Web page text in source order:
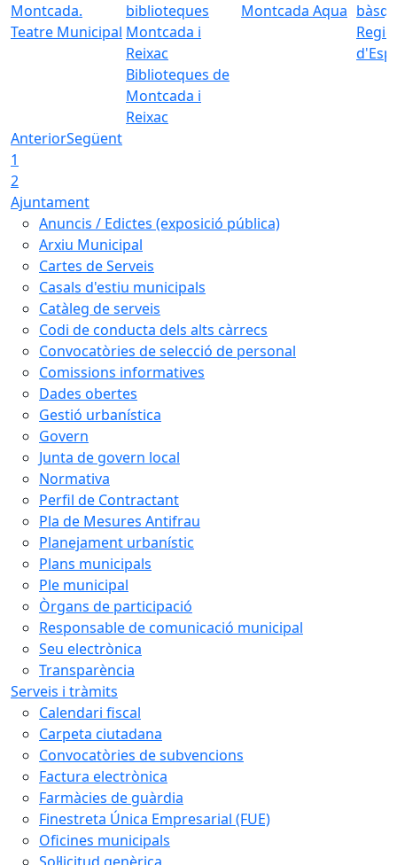
Teatre Municipal
Biblioteques de
Montcada i
Reixac
Montcada Aqua
AnteriorSegüent
1
2
Ajuntament
Anuncis / Edictes (exposició pública)
Arxiu Municipal
Cartes de Serveis
Casals d'estiu municipals
Catàleg de serveis
Codi de conducta dels alts càrrecs
Convocatòries de selecció de personal
Comissions informatives
Dades obertes
Gestió urbanística
Govern
Junta de govern local
Normativa
Perfil de Contractant
Pla de Mesures Antifrau
Planejament urbanístic
Plans municipals
Ple municipal
Òrgans de participació
Responsable de comunicació municipal
Seu electrònica
Transparència
Serveis i tràmits
Calendari fiscal
Carpeta ciutadana
Convocatòries de subvencions
Factura electrònica
Farmàcies de guàrdia
Finestreta Única Empresarial (FUE)
Oficines municipals